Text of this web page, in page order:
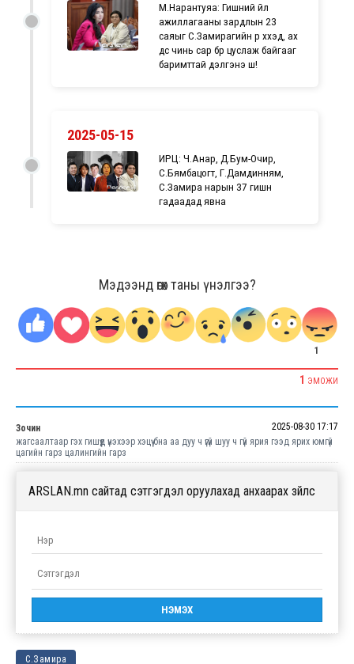
М.Нарантуяа: Гишүүний үйл
ажиллагааны зардлын 23
саяыг С.Замирагийн үр хүүхэд, ах
дүүс чинь сар бүр цуслаж байгааг
баримттай дэлгэнэ шүү!
2025-05-15
ИРЦ: Ч.Анар, Д.Бум-Очир,
С.Бямбацогт, Г.Дамдинням,
С.Замира нарын 37 гишүүн
гадаадад явна
Мэдээнд өгөх таны үнэлгээ?
1
1 ЭМОЖИ
Зочин
2025-08-30 17:17
жагсаалтаар гэх гишүүд үнэхээр хэцүү бна аа дуу ч үгүй шуу ч гүй ярия гээд ярих юмгүй
цагийн гарз цалингийн гарз
ARSLAN.mn сайтад сэтгэгдэл оруулахад анхаарах зүйлс
С.Замира